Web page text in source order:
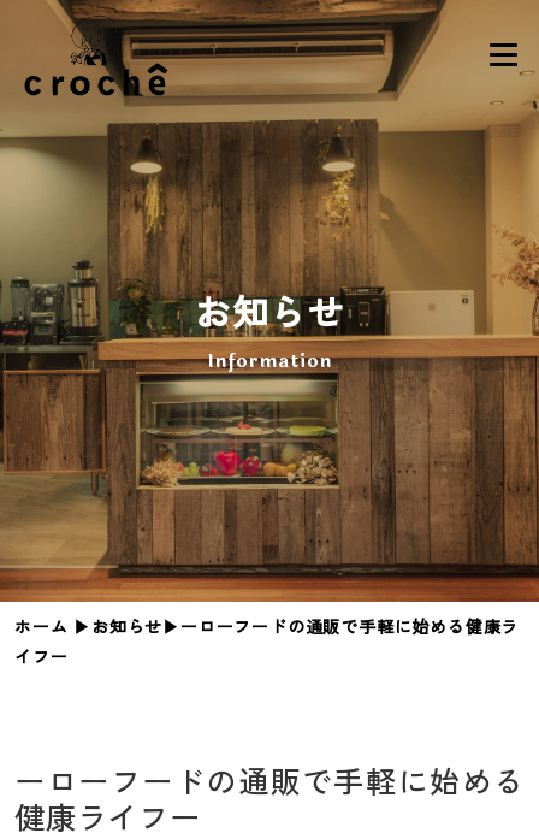
お知らせ
Information
ホーム ▶︎ お知らせ▶︎ ーローフードの通販で手軽に始める健康ラ
イフー
ーローフードの通販で手軽に始める
健康ライフー